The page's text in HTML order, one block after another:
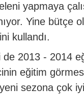
yapmaya
Yine bütçe
kullandı.
2013 - 2014
eğitim
sezona çok iyi